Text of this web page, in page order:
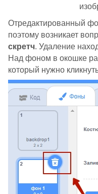
Отредактированный
поэтому возникает
скретч. Удаление
Над фоном в окошке
который нужно